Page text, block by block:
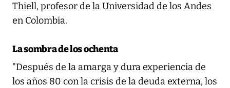
Thiell, profesor de la Universidad de los Andes
en Colombia.
La sombra de los ochenta
"Después de la amarga y dura experiencia de
los años 80 con la crisis de la deuda externa, los